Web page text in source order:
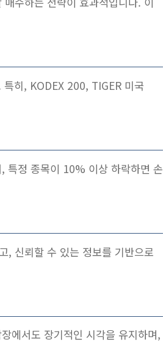
히, KODEX 200, TIGER 미국
특정 종목이 10% 이상 하락하면 손
, 신뢰할 수 있는 정보를 기반으로
에서도 장기적인 시각을 유지하며,